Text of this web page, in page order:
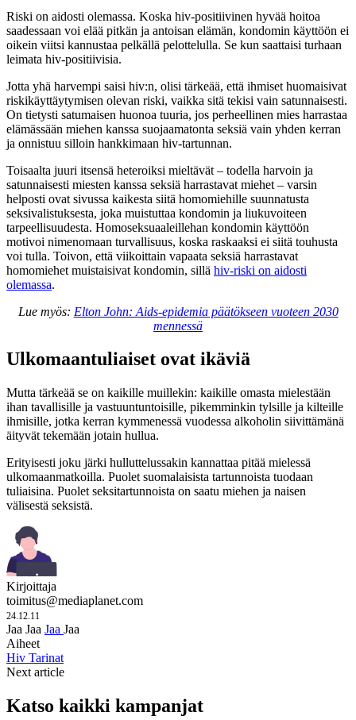
Riski on aidosti olemassa. Koska hiv-positiivinen hyvää hoitoa
saadessaan voi elää pitkän ja antoisan elämän, kondomin käyttöön ei
oikein viitsi kannustaa pelkällä pelottelulla. Se kun saattaisi turhaan
leimata hiv-positiivisia.
Jotta yhä harvempi saisi hiv:n, olisi tärkeää, että ihmiset huomaisivat
riskikäyttäytymisen olevan riski, vaikka sitä tekisi vain satunnaisesti.
On tietysti satumaisen huonoa tuuria, jos perheellinen mies harrastaa
elämässään miehen kanssa suojaamatonta seksiä vain yhden kerran
ja onnistuu silloin hankkimaan hiv-tartunnan.
Toisaalta juuri itsensä heteroiksi mieltävät ‒ todella harvoin ja
satunnaisesti miesten kanssa seksiä harrastavat miehet ‒ varsin
helposti ovat sivussa kaikesta siitä homomiehille suunnatusta
seksivalistuksesta, joka muistuttaa kondomin ja liukuvoiteen
tarpeellisuudesta. Homoseksuaaleillehan kondomin käyttöön
motivoi nimenomaan turvallisuus, koska raskaaksi ei siitä touhusta
voi tulla. Toivon, että viikoittain vapaata seksiä harrastavat
homomiehet muistaisivat kondomin, sillä hiv-riski on aidosti
olemassa.
Lue myös: Elton John: Aids-epidemia päätökseen vuoteen 2030
mennessä
Ulkomaantuliaiset ovat ikäviä
Mutta tärkeää se on kaikille muillekin: kaikille omasta mielestään
ihan tavallisille ja vastuuntuntoisille, pikemminkin tylsille ja kilteille
ihmisille, jotka kerran kymmenessä vuodessa alkoholin siivittämänä
äityvät tekemään jotain hullua.
Erityisesti joku järki hulluttelussakin kannattaa pitää mielessä
ulkomaanmatkoilla. Puolet suomalaisista tartunnoista tuodaan
tuliaisina. Puolet seksitartunnoista on saatu miehen ja naisen
välisestä seksistä.
Kirjoittaja
toimitus@mediaplanet.com
24.12.11
Jaa Jaa Jaa Jaa
Aiheet
Hiv Tarinat
Next article
Katso kaikki kampanjat